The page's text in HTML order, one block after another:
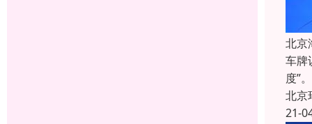
北京
车牌
度”
北京
21-